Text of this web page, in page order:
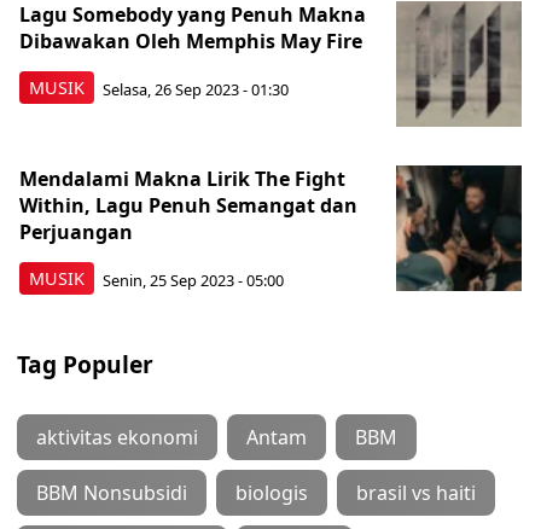
MUSIK
Lagu Somebody yang Penuh Makna
Dibawakan Oleh Memphis May Fire
Selasa, 26 Sep 2023 - 01:30
MUSIK
Mendalami Makna Lirik The Fight
Within, Lagu Penuh Semangat dan
Perjuangan
Senin, 25 Sep 2023 - 05:00
Tag Populer
aktivitas ekonomi Antam BBM
BBM Nonsubsidi biologis brasil vs haiti